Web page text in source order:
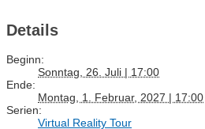
Details
Beginn:
Sonntag, 26. Juli | 17:00
Ende:
Montag, 1. Februar, 2027 | 17:00
Serien:
Virtual Reality Tour